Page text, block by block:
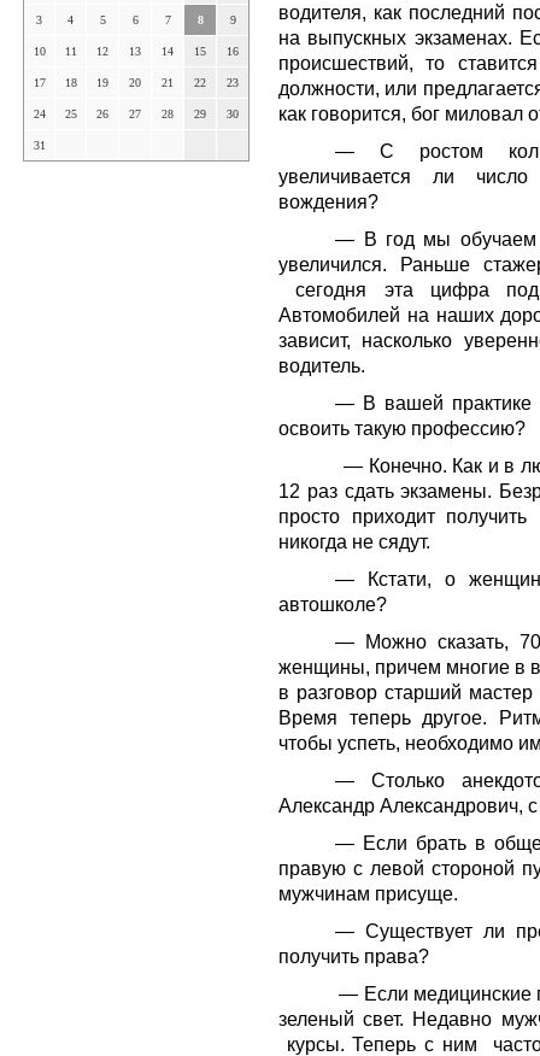
3 4 5 6 7 8 9
10 11 12 13 14 15 16
17 18 19 20 21 22 23
24 25 26 27 28 29 30
31
водителя, как последний
на выпускных экзаменах.
происшествий, то
должности, или
как говорится, бог миловал
— С ростом
увеличивается ли
вождения?
— В год мы обучаем
увеличился. Раньше
сегодня эта цифра
Автомобилей на наших
зависит, насколько
водитель.
— В вашей практике
освоить такую профессию?
— Конечно. Как и в
12 раз сдать экзамены.
просто приходит
никогда не сядут.
— Кстати, о
автошколе?
— Можно сказать,
женщины, причем многие в
в разговор старший
Время теперь другое.
чтобы успеть, необходимо
— Столько
Александр Александрович,
— Если брать в
правую с левой стороной
мужчинам присуще.
— Существует ли
получить права?
— Если медицинские
зеленый свет. Недавно
курсы. Теперь с ним